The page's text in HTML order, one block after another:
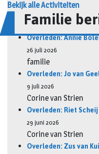
Bekijk alle Activiteiten
Familie
Overleden: Annie
26 juli 2026
familie
Overleden: Jo van
9 juli 2026
Corine van Strien
Overleden: Riet
29 juni 2026
Corine van Strien
Overleden: Zus van